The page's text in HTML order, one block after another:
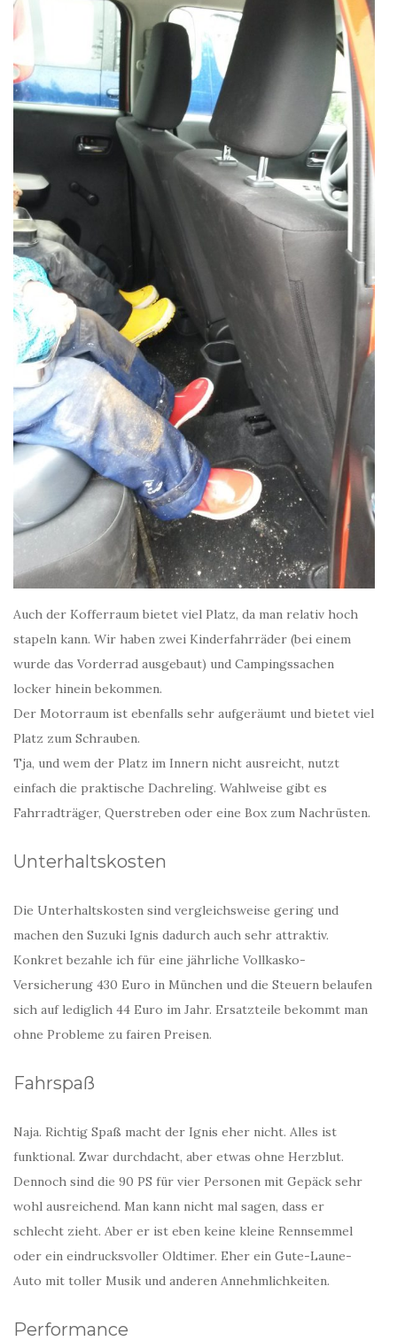
Auch der Kofferraum bietet viel Platz, da man relativ hoch
stapeln kann. Wir haben zwei Kinderfahrräder (bei einem
wurde das Vorderrad ausgebaut) und Campingssachen
locker hinein bekommen.
Der Motorraum ist ebenfalls sehr aufgeräumt und bietet viel
Platz zum Schrauben.
Tja, und wem der Platz im Innern nicht ausreicht, nutzt
einfach die praktische Dachreling. Wahlweise gibt es
Fahrradträger, Querstreben oder eine Box zum Nachrüsten.
Unterhaltskosten
Die Unterhaltskosten sind vergleichsweise gering und
machen den Suzuki Ignis dadurch auch sehr attraktiv.
Konkret bezahle ich für eine jährliche Vollkasko-
Versicherung 430 Euro in München und die Steuern belaufen
sich auf lediglich 44 Euro im Jahr. Ersatzteile bekommt man
ohne Probleme zu fairen Preisen.
Fahrspaß
Naja. Richtig Spaß macht der Ignis eher nicht. Alles ist
funktional. Zwar durchdacht, aber etwas ohne Herzblut.
Dennoch sind die 90 PS für vier Personen mit Gepäck sehr
wohl ausreichend. Man kann nicht mal sagen, dass er
schlecht zieht. Aber er ist eben keine kleine Rennsemmel
oder ein eindrucksvoller Oldtimer. Eher ein Gute-Laune-
Auto mit toller Musik und anderen Annehmlichkeiten.
Performance